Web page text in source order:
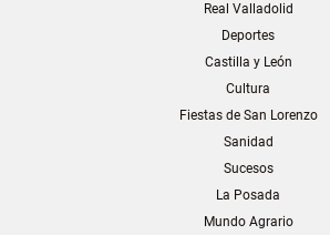
Real Valladolid
Deportes
Castilla y León
Cultura
Fiestas de San Lorenzo
Sanidad
Sucesos
La Posada
Mundo Agrario